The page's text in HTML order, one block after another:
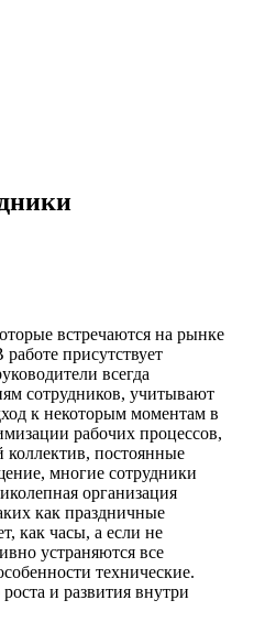
встречаются на рынке
присутствует
всегда
сотрудников, учитывают
к некоторым моментам в
рабочих процессов,
постоянные
многие сотрудники
организация
как праздничные
как часы, а если не
устраняются все
технические.
и развития внутри